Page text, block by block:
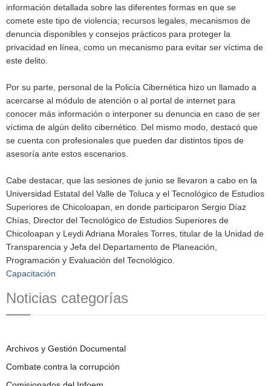
información detallada sobre las diferentes formas en que se
comete este tipo de violencia; recursos legales, mecanismos de
denuncia disponibles y consejos prácticos para proteger la
privacidad en línea, como un mecanismo para evitar ser víctima de
este delito.
Por su parte, personal de la Policía Cibernética hizo un llamado a
acercarse al módulo de atención o al portal de internet para
conocer más información o interponer su denuncia en caso de ser
víctima de algún delito cibernético. Del mismo modo, destacó que
se cuenta con profesionales que pueden dar distintos tipos de
asesoría ante estos escenarios.
Cabe destacar, que las sesiones de junio se llevaron a cabo en la
Universidad Estatal del Valle de Toluca y el Tecnológico de Estudios
Superiores de Chicoloapan, en donde participaron Sergio Díaz
Chías, Director del Tecnológico de Estudios Superiores de
Chicoloapan y Leydi Adriana Morales Torres, titular de la Unidad de
Transparencia y Jefa del Departamento de Planeación,
Programación y Evaluación del Tecnológico.
Capacitación
Noticias categorías
Archivos y Gestión Documental
Combate contra la corrupción